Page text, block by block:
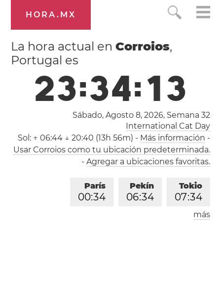
HORA.MX
La hora actual enCorroios,
Portugal es
23:34:14
Sábado, Agosto 8, 2026, Semana 32
International Cat Day
Sol: ↑ 06:44 ↓ 20:40 (13h 56m) - Más información -
Usar Corroios como tu ubicación predeterminada.
- Agregar a ubicaciones favoritas.
Tokio
07:34
Pekín
06:34
París
00:34
Londres
más